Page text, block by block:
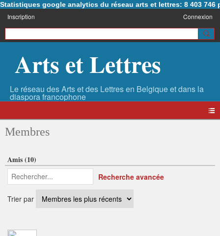
Statistiques google analytics du réseau arts et lettres: 8 403 746
Inscription Connexion
Arts et Lettres
Membres
Amis (10)
Trier par
Recherche avancée